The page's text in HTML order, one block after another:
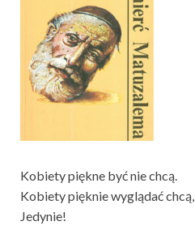
Kobiety piękne być nie chcą.
Kobiety pięknie wyglądać chcą,
Jedynie!